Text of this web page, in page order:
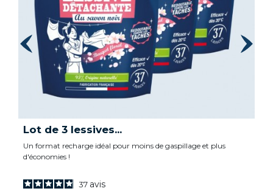
Lot de 3 lessives...
Un format recharge idéal pour moins de gaspillage et plus
d'économies !
37 avis